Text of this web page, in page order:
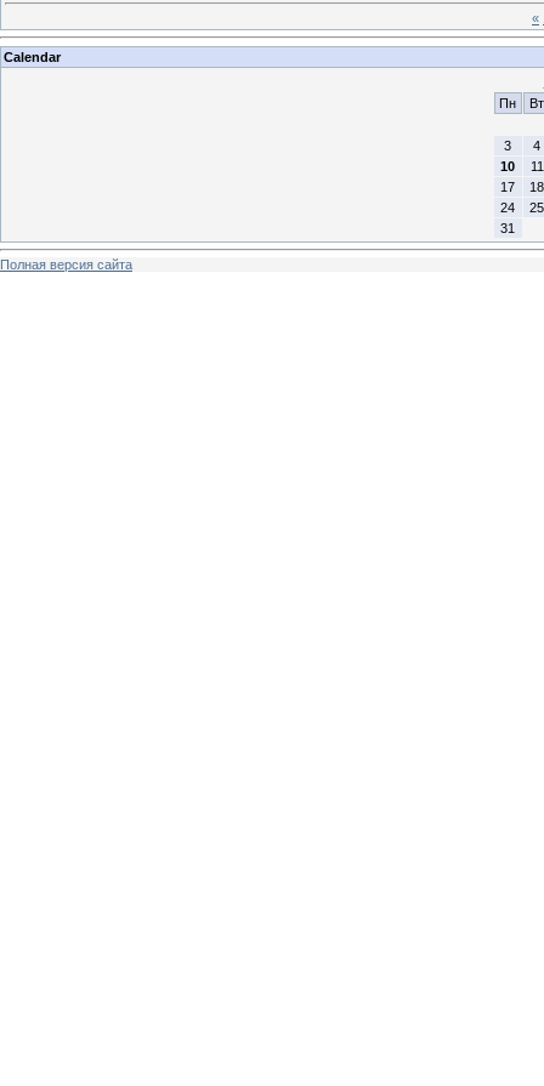
«
Calendar
Пн
Вт
3
4
10
11
17
18
24
25
31
Полная версия сайта